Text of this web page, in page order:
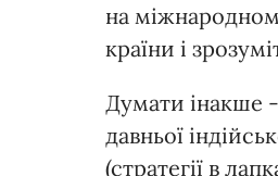
на
країни і
Думати інакше
давньої
(стратегії в